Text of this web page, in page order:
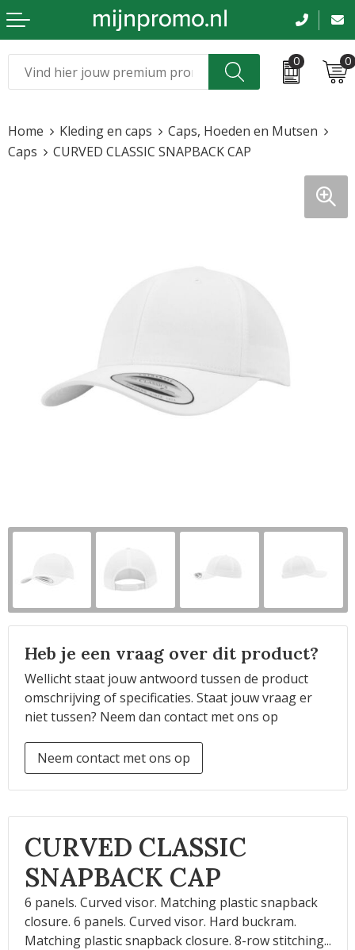
0 0
Kleding & caps
Sinterklaas
Home Kleding en caps
Caps, Hoeden en Mutsen
Caps
CURVED CLASSIC SNAPBACK CAP
Heb je een vraag over dit product?
Wellicht staat jouw antwoord tussen de product
omschrijving of specificaties. Staat jouw vraag er
niet tussen? Neem dan contact met ons op
Neem contact met ons op
CURVED CLASSIC
SNAPBACK CAP
6 panels. Curved visor. Matching plastic snapback
closure. 6 panels. Curved visor. Hard buckram.
Matching plastic snapback closure. 8-row stitching...